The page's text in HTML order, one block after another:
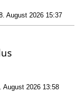
August 2026 15:37
2026 13:58